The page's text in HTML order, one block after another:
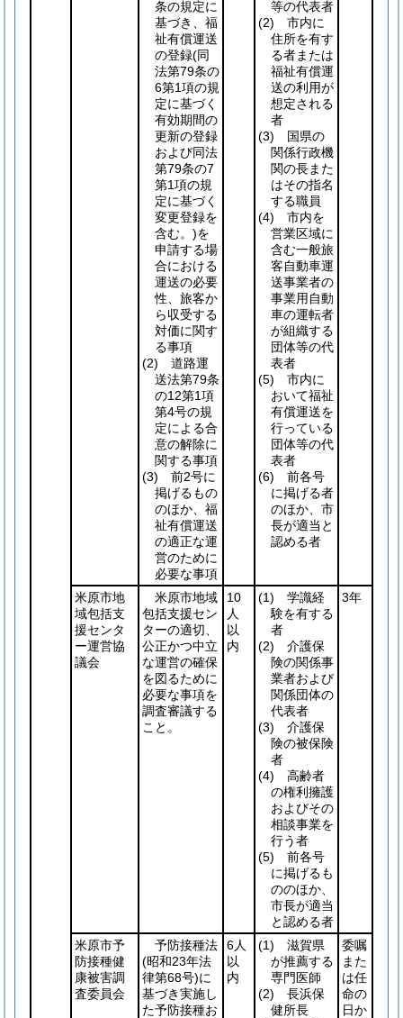
条の規定に
基づき、福
祉有償運送
の登録(同
法第79条の
6第1項の規
定に基づく
有効期間の
更新の登録
および同法
第79条の7
第1項の規
定に基づく
変更登録を
含む。)を
申請する場
合における
運送の必要
性、旅客か
ら収受する
対価に関す
る事項
(2) 道路運
送法第79条
の12第1項
第4号の規
定による合
意の解除に
関する事項
(3) 前2号に
掲げるもの
のほか、福
祉有償運送
の適正な運
営のために
必要な事項
等の代表者
(2) 市内に
住所を有す
る者または
福祉有償運
送の利用が
想定される
者
(3) 国県の
関係行政機
関の長また
はその指名
する職員
(4) 市内を
営業区域に
含む一般旅
客自動車運
送事業者の
事業用自動
車の運転者
が組織する
団体等の代
表者
(5) 市内に
おいて福祉
有償運送を
行っている
団体等の代
表者
(6) 前各号
に掲げる者
のほか、市
長が適当と
認める者
米原市地
域包括支
援センタ
ー運営協
議会
米原市地域
包括支援セン
ターの適切、
公正かつ中立
な運営の確保
を図るために
必要な事項を
調査審議する
こと。
10
人
以
内
(1) 学識経
験を有する
者
(2) 介護保
険の関係事
業者および
関係団体の
代表者
(3) 介護保
険の被保険
者
(4) 高齢者
の権利擁護
およびその
相談事業を
行う者
(5) 前各号
に掲げるも
ののほか、
市長が適当
と認める者
3年
米原市予
防接種健
康被害調
査委員会
予防接種法
(昭和23年法
律第68号)に
基づき実施し
た予防接種お
6人
以
内
(1) 滋賀県
が推薦する
専門医師
(2) 長浜保
健所長
委嘱
また
は任
命の
日か